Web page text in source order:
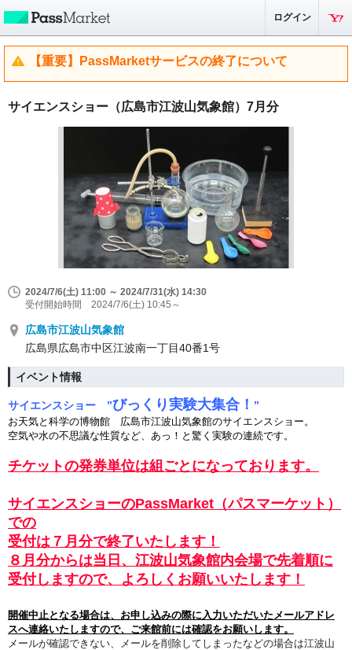
ログイン
【重要】PassMarketサービスの終了について
サイエンスショー（広島市江波山気象館）7月分
2024/7/6(土) 11:00 ～ 2024/7/31(水) 14:30
受付開始時間 2024/7/6(土) 10:45～
広島市江波山気象館
広島県広島市中区江波南一丁目40番1号
イベント情報
サイエンスショー ”びっくり実験大集合！ ”
お天気と科学の博物館 広島市江波山気象館のサイエンスショー。
空気や水の不思議な性質など、あっ！と驚く実験の連続です。
チケットの発券単位は組ごとになっております。
サイエンスショーのPassMarket（パスマーケット）
での
受付は７ 月分で終了いたします！
８月分からは当日、 江波山気象館内会場で先着順に
受付しますので、 よろしくお願いいたします！
開催中止となる場合は、 お申し込みの際に入力いただいたメールアドレ
スへ連絡いたしますので、ご来館前には確認をお願いします。
メールが確認できない、メールを削除してしまったなどの場合は江波山